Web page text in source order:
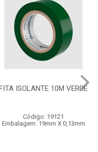
FITA ISOLANTE 10M AZUL
Código: 19120
Embalagem: UN/01